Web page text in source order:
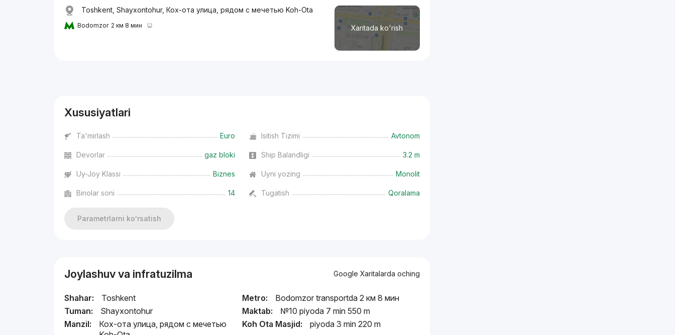
Xaritada ko'rish
Toshkent, Shayxontohur, Кох-ота улица, рядом с мечетью Koh-Ota
Bodomzor 2 км 8 мин
Xususiyatlari
Ta'mirlash Euro Isitish Tizimi Avtonom
Devorlar gaz bloki Ship Balandligi 3.2 m
Uy-Joy Klassi Biznes Uyni yozing Monolit
Binolar soni 14 Tugatish Qoralama
Parametrlarni ko'rsatish
Joylashuv va infratuzilma Google Xaritalarda oching
Shahar:
Toshkent
Tuman:
Shayxontohur
Manzil:
Кох-ота улица, рядом с мечетью
Metro:
Bodomzor transportda 2 км 8 мин
Maktab:
№10 piyoda 7 min 550 m
Koh Ota Masjid:
piyoda 3 min 220 m